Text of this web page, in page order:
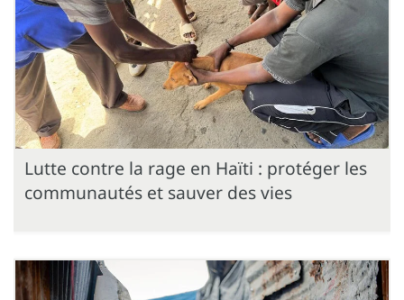
Lutte contre la rage en Haïti : protéger les
communautés et sauver des vies